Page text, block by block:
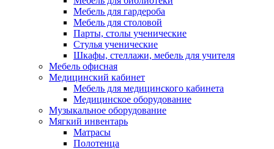
Мебель для гардероба
Мебель для столовой
Парты, столы ученические
Стулья ученические
Шкафы, стеллажи, мебель для учителя
Мебель офисная
Медицинский кабинет
Мебель для медицинского кабинета
Медицинское оборудование
Музыкальное оборудование
Мягкий инвентарь
Матрасы
Полотенца